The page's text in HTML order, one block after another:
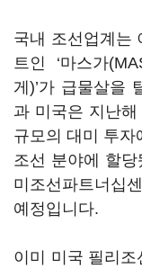
국내 조선업계는
트인 ‘마스가
게)’가 급물살을
과 미국은 지난
규모의 대미 투
조선 분야에 할
미조선파트너십
예정입니다.
이미 미국 필리